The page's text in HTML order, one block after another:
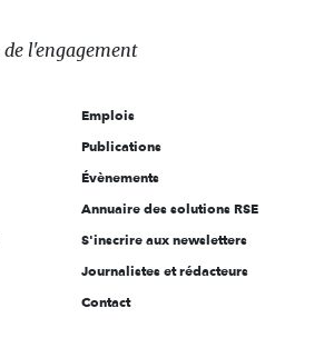
de l'engagement
Emplois
Publications
Évènements
Annuaire des solutions RSE
S'inscrire aux newsletters
Journalistes et rédacteurs
Contact